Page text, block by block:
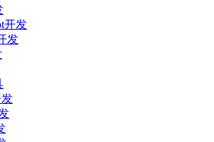
开发
发
发